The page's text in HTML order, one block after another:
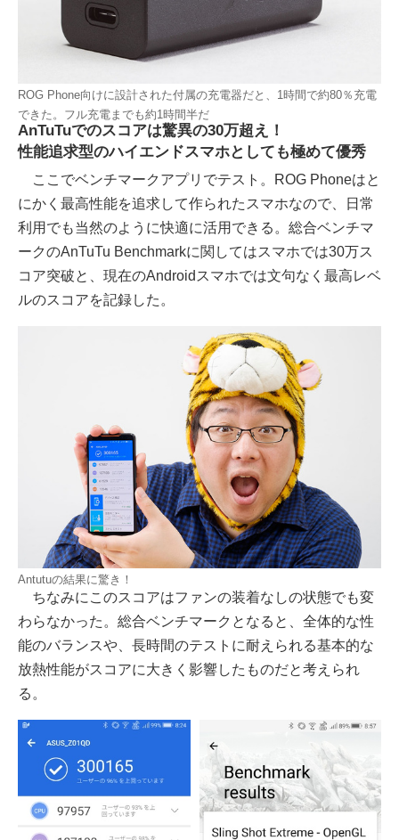
ROG Phone向けに設計された付属の充電器だと、1時間で約80％充電
できた。フル充電までも約1時間半だ
AnTuTuでのスコアは驚異の30万超え！
性能追求型のハイエンドスマホとしても極めて優秀
ここでベンチマークアプリでテスト。ROG Phoneはと
にかく最高性能を追求して作られたスマホなので、日常
利用でも当然のように快適に活用できる。総合ベンチマ
ークのAnTuTu Benchmarkに関してはスマホでは30万ス
コア突破と、現在のAndroidスマホでは文句なく最高レベ
ルのスコアを記録した。
Antutuの結果に驚き！
ちなみにこのスコアはファンの装着なしの状態でも変
わらなかった。総合ベンチマークとなると、全体的な性
能のバランスや、長時間のテストに耐えられる基本的な
放熱性能がスコアに大きく影響したものだと考えられ
る。